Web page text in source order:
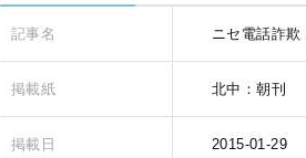
記事名 ニセ電話詐
掲載紙 北中：朝刊
掲載日 2015-01-29